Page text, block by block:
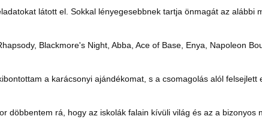
látott el. Sokkal lényegesebbnek tartja önmagát az alábbi
Blackmore's Night, Abba, Ace of Base, Enya, Napoleon
a karácsonyi ajándékomat, s a csomagolás alól
döbbentem rá, hogy az iskolák falain kívüli világ és az a